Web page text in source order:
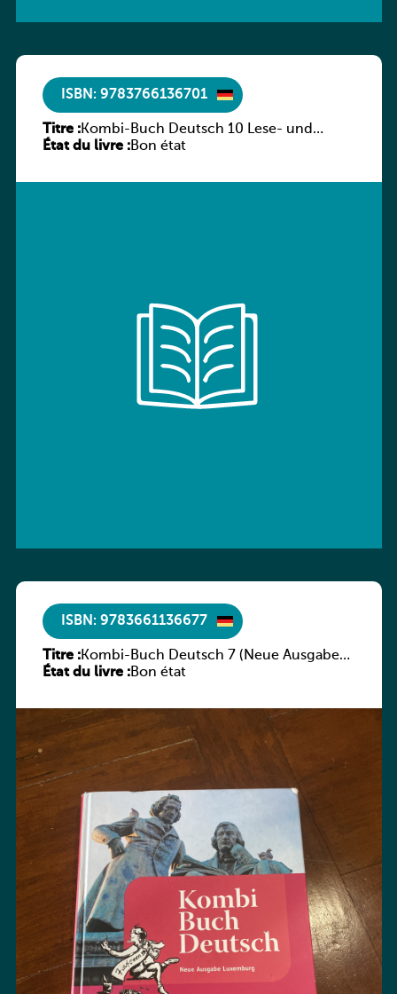
ISBN: 9783766136701
Titre :Kombi-Buch Deutsch 10 Lese- und
Sprachbuch
État du livre :Bon état
ISBN: 9783661136677
Titre :Kombi-Buch Deutsch 7 (Neue Ausgabe
Luxemburg)
État du livre :Bon état